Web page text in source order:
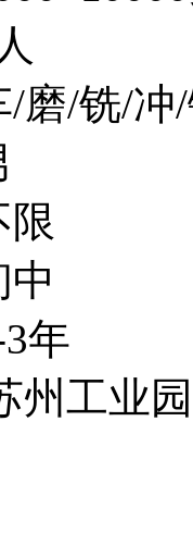
磨/铣/冲
限
年
州工业